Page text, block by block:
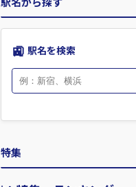
🚉 駅名を検索
特集